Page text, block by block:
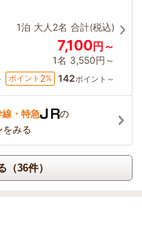
1泊 大人2名 合計(税込)
7,100円～
1名 3,550円～
ポイント 2% 142ポイント～
・特急
の
をみる
（36件）